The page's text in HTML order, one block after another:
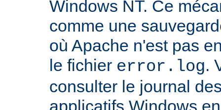
Windows NT. Ce
comme une
où Apache n'est pas
le fichier error.log.
consulter le journal